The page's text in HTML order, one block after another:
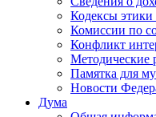
Кодексы
Комиссии по
Конфликт
Методические
Памятка для
Новости
Дума